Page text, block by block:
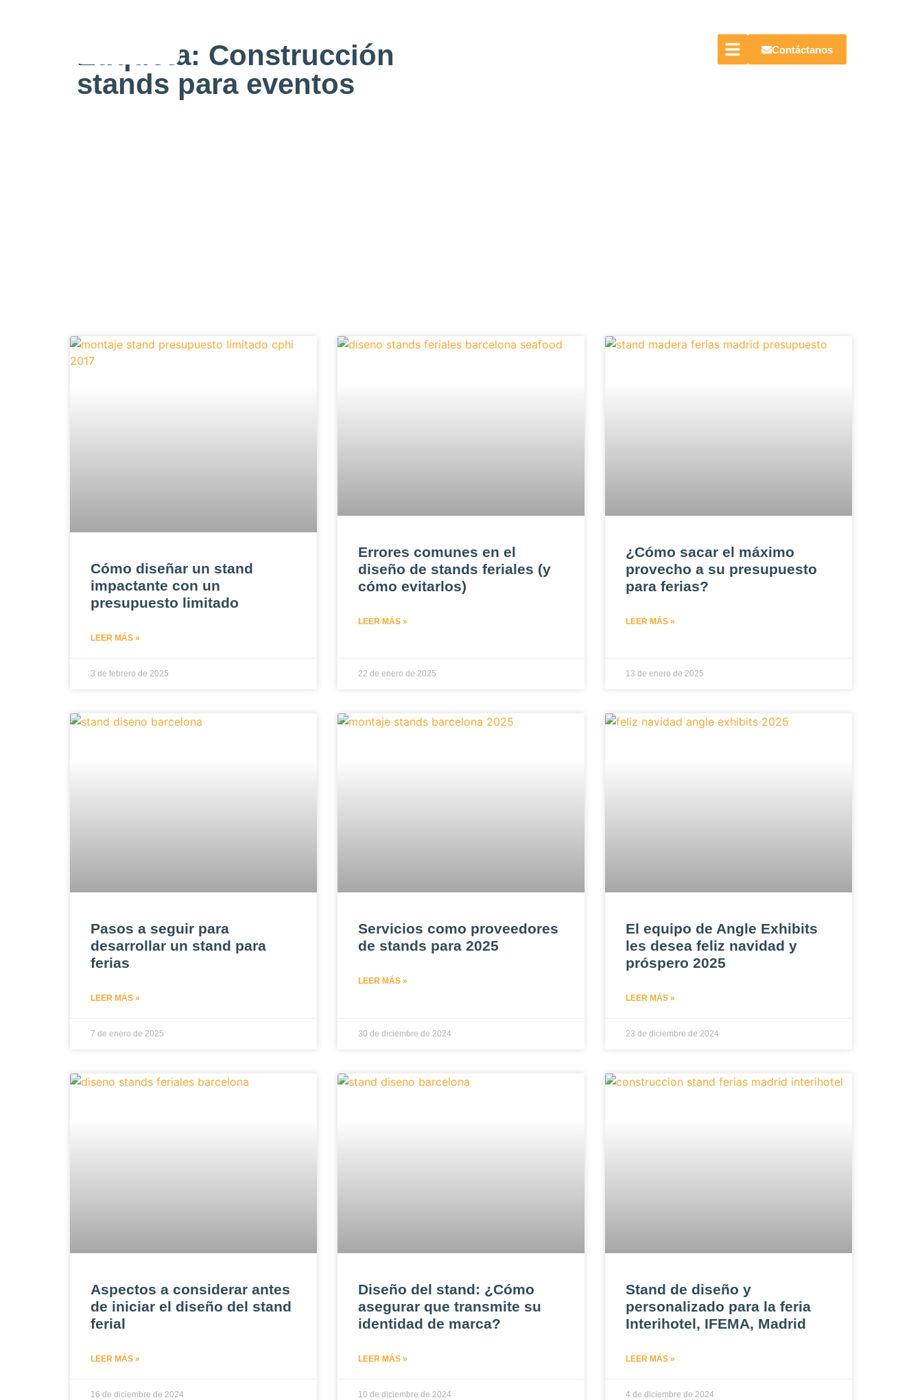
Contáctanos
Etiqueta: Construcción
stands para eventos
Cómo diseñar un stand
impactante con un
presupuesto limitado
LEER MÁS »
3 de febrero de 2025
Errores comunes en el
diseño de stands feriales (y
cómo evitarlos)
LEER MÁS »
22 de enero de 2025
¿Cómo sacar el máximo
provecho a su presupuesto
para ferias?
LEER MÁS »
13 de enero de 2025
Pasos a seguir para
desarrollar un stand para
ferias
LEER MÁS »
7 de enero de 2025
Servicios como proveedores
de stands para 2025
LEER MÁS »
30 de diciembre de 2024
El equipo de Angle Exhibits
les desea feliz navidad y
próspero 2025
LEER MÁS »
23 de diciembre de 2024
Aspectos a considerar antes
de iniciar el diseño del stand
ferial
LEER MÁS »
16 de diciembre de 2024
Diseño del stand: ¿Cómo
asegurar que transmite su
identidad de marca?
LEER MÁS »
10 de diciembre de 2024
Stand de diseño y
personalizado para la feria
Interihotel, IFEMA, Madrid
LEER MÁS »
4 de diciembre de 2024